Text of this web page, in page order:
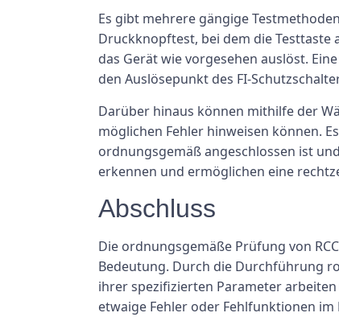
Es gibt mehrere gängige
Druckknopftest, bei dem die
das Gerät wie vorgesehen auslöst.
den Auslösepunkt des FI-
Darüber hinaus können mithilfe der
möglichen Fehler hinweisen können.
ordnungsgemäß angeschlossen ist
erkennen und ermöglichen eine
Abschluss
Die ordnungsgemäße Prüfung von
Bedeutung. Durch die Durchführung
ihrer spezifizierten Parameter
etwaige Fehler oder Fehlfunktionen